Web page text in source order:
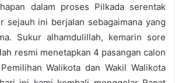
dalam proses Pilkada serentak
sejauh ini berjalan sebagaimana yang
Sukur alhamdulillah, kemarin sore
resmi menetapkan 4 pasangan calon
Walikota dan Wakil Walikota